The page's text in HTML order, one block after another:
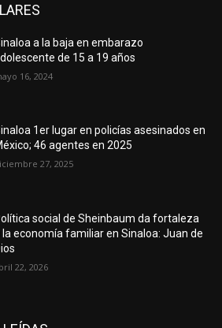
a la baja en embarazo
de 15 a 19 años
16, 2024
1er lugar en policías asesinados en
46 agentes en 2025
27, 2025
social de Sheinbaum da fortaleza
la economía familiar en Sinaloa: Juan de
22, 2026